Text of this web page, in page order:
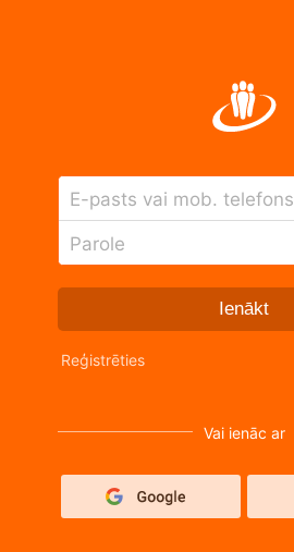
E-pasts vai mob. telefons
Parole
Ienākt
Reģistrēties
Vai ienāc ar